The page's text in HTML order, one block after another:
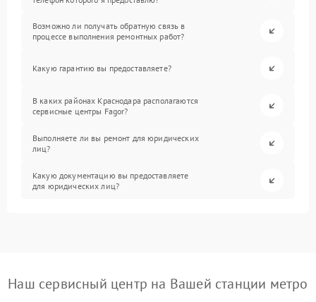
Возможно ли получать обратную связь в
процессе выполнения ремонтных работ?
Какую гарантию вы предоставляете?
В каких районах Краснодара располагаются
сервисные центры Fagor?
Выполняете ли вы ремонт для юридических
лиц?
Какую документацию вы предоставляете
для юридических лиц?
Наш сервисный центр на Вашей станции метро